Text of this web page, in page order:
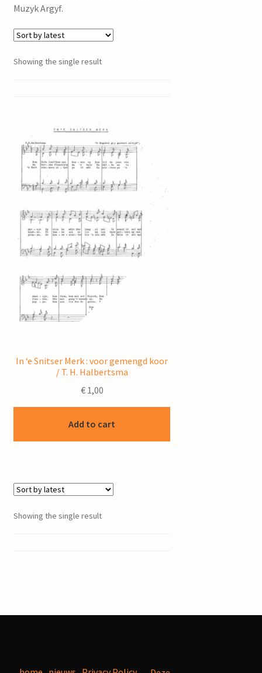
Muzyk Argyf.
Showing the single result
In ‘e Snitser Merk : voor gemengd koor
/ T. H. Halbertsma
€1,00
Add to cart
Showing the single result